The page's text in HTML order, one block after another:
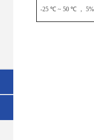
-25 ℃ ~ 50 ℃ ， 5%